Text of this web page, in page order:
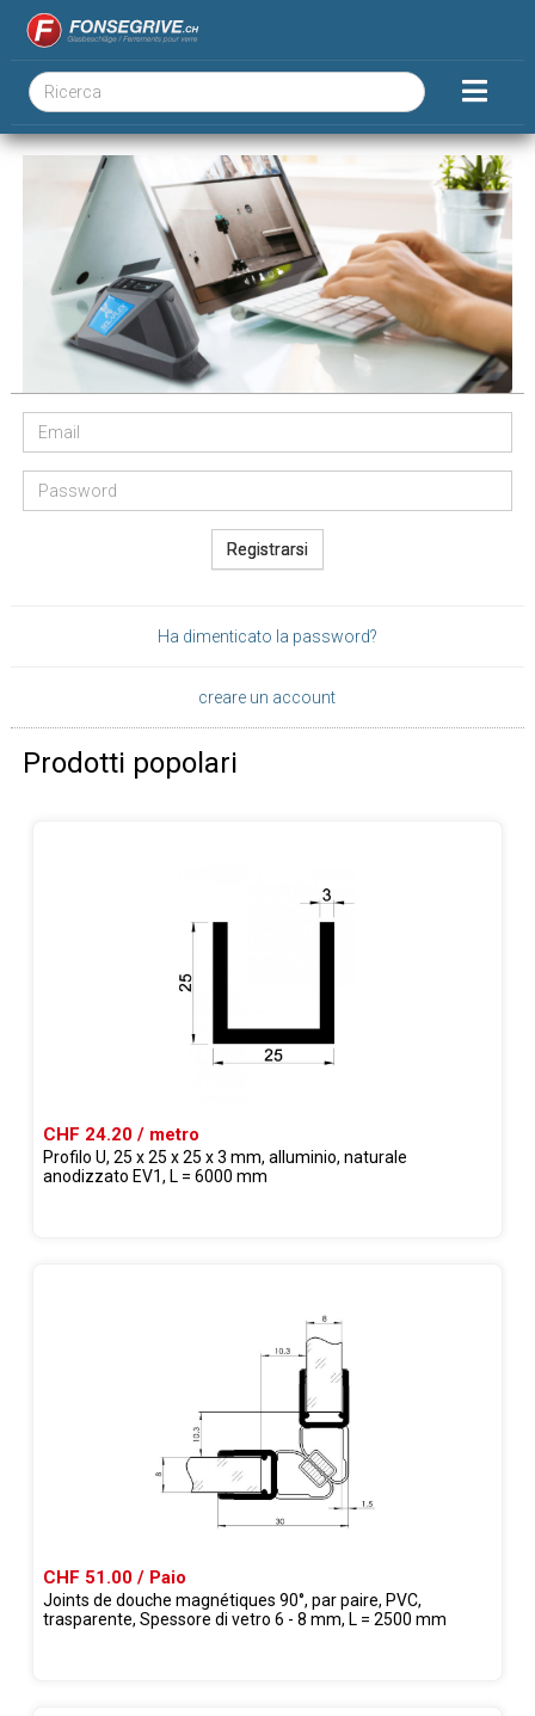
Email
Password
Registrarsi
Ha dimenticato la password?
creare un account
Prodotti popolari
CHF 24.20 / metro
Profilo U, 25 x 25 x 25 x 3 mm, alluminio, naturale
anodizzato EV1, L = 6000 mm
CHF 51.00 / Paio
Joints de douche magnétiques 90°, par paire, PVC,
trasparente, Spessore di vetro 6 - 8 mm, L = 2500 mm